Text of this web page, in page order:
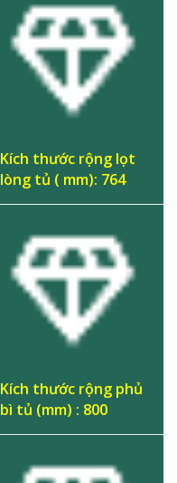
Kích thước rộng lọt
lòng tủ ( mm): 764
Kích thước rộng phủ
bì tủ (mm) : 800